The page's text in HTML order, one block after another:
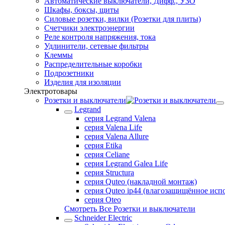
Шкафы, боксы, щиты
Силовые розетки, вилки (Розетки для плиты)
Счетчики электроэнергии
Реле контроля напряжения, тока
Удлинители, сетевые фильтры
Клеммы
Распределительные коробки
Подрозетники
Изделия для изоляции
Электротовары
Розетки и выключатели
Legrand
серия Legrand Valena
серия Valena Life
серия Valena Allure
серия Etika
серия Celiane
серия Legrand Galea Life
серия Structura
серия Quteo (накладной монтаж)
серия Quteo ip44 (влагозащищённое
серия Oteo
Смотреть Все Розетки и выключатели
Schneider Electric